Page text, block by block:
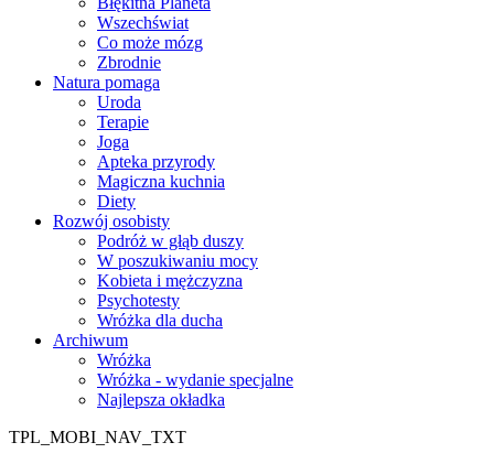
Wszechświat
Co może mózg
Zbrodnie
Natura pomaga
Uroda
Terapie
Joga
Apteka przyrody
Magiczna kuchnia
Diety
Rozwój osobisty
Podróż w głąb duszy
W poszukiwaniu mocy
Kobieta i mężczyzna
Psychotesty
Wróżka dla ducha
Archiwum
Wróżka
Wróżka - wydanie specjalne
Najlepsza okładka
TPL_MOBI_NAV_TXT